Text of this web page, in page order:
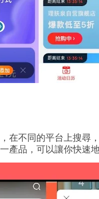
在不同的平台上搜尋
產品，可以讓你快速